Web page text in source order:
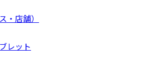
・店舗）
レット